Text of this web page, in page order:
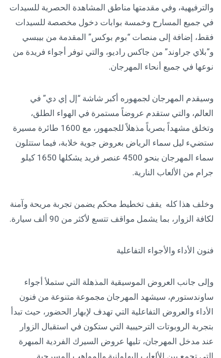
والترفيهية، وفي مقدمتها مناطق المشاهدة الحصرية للسيدات
في جميع المسارح وخمسة بوابات دخول مخصصة للسيدات
فقط، إضافة إلى منصات “بوم بوكس” المقدمة من بيبسي
و”بلاي جراوند” من جاكس راديو، والتي توفر أجواء فريدة من
نوعها في جميع أنحاء المهرجان.
وسيقدم المهرجان لجمهوره أكبر شاشة “إل إي دي” في
العالم، والتي ستقدم عروضاً مستمرة في الهواء الطلق،
وتخلق مشهداً بصرياً مذهلاً للجمهور، مع 1600 طائرة مسيرة
ستضيء ليل سماء الرياض بعروض جوية خلابة، فيما ستتلون
سماء المهرجان بنحو 4500 عنصر فريد يشكلها 1650 كيلو
جرام من الألعاب النارية.
وخلف هذا كله يقف تخطيط محكم يضمن تجربة مريحة وآمنة
لكافة الزوار، بما يشمل مواقف تتسع لأكثر من 90 ألف سيارة.
فنون الأداء والأجواء التفاعلية
وإلى جانب العروض الموسيقية المذهلة التي ستملأ أجواء
ساوندستورم، سيشهد المهرجان مجموعة متنوعة من فنون
الأداء والعروض التفاعلية التي تهدف لإبهار الحضور، حيث تبدأ
بتجربة الروبوتات الترحيبية التي ستكون في استقبال الزوار
عند مدخل المهرجان، تليها عروض السيرك الفردية المبهرة
التي تجمع بين الألعاب البهلوانية والمواهب المسرحية